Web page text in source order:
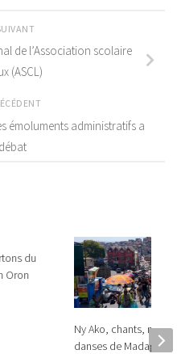
de l’Association scolaire
(ASCL)
émoluments administratifs a
du
Oron
Ny Ako, chants,
danses de